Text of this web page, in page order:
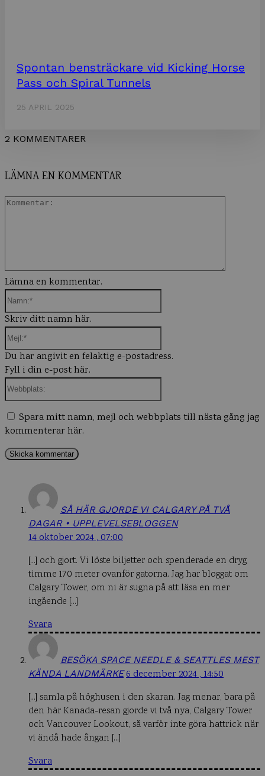
Spontan bensträckare vid Kicking Horse
Pass och Spiral Tunnels
25 APRIL 2025
2 KOMMENTARER
SÅ HÄR GJORDE VI CALGARY PÅ TVÅ
DAGAR • UPPLEVELSEBLOGGEN
14 oktober 2024 , 07:00
[…] och gjort. Vi löste biljetter och spenderade en dryg
timme 170 meter ovanför gatorna. Jag har bloggat om
Calgary Tower, om ni är sugna på att läsa en mer
ingående […]
Svara
BESÖKA SPACE NEEDLE & SEATTLES MEST
KÄNDA LANDMÄRKE 6 december 2024 , 14:50
[…] samla på höghusen i den skaran. Jag menar, bara på
den här Kanada-resan gjorde vi två nya, Calgary Tower
och Vancouver Lookout, så varför inte göra hattrick när
vi ändå hade ångan […]
Svara
LÄMNA EN KOMMENTAR
Lämna en kommentar.
Skriv ditt namn här.
Du har angivit en felaktig e-postadress.
Fyll i din e-post här.
Spara mitt namn, mejl och webbplats till nästa gång jag
kommenterar här.